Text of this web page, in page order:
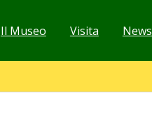
Il Museo Visita News